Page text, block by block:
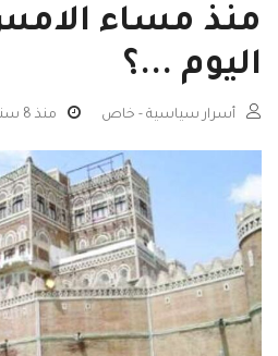
منذ مساء
اليوم ...؟
أسرار سياسية - خاص منذ 8 سنوات